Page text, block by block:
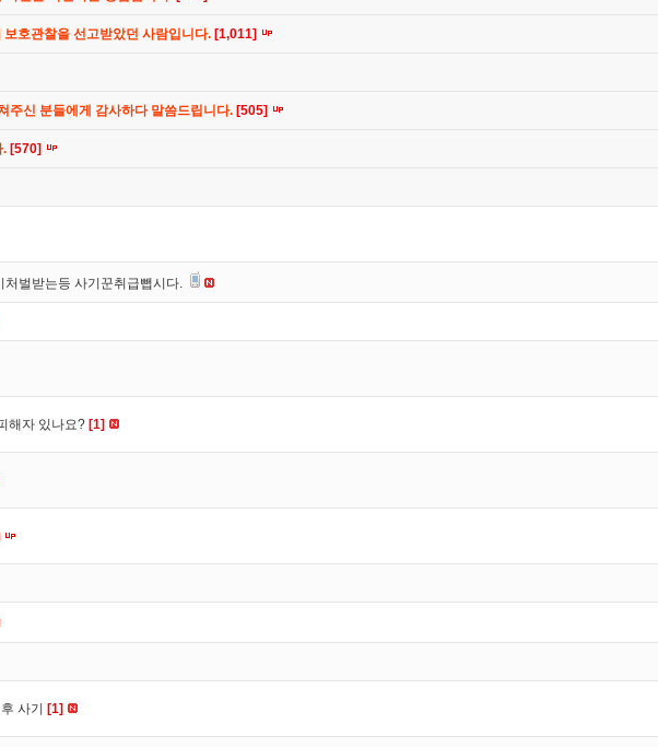
호관찰을 선고받았던 사람입니다. [1,011]
주신 분들에게 감사하다 말씀드립니다. [505]
. [570]
벌받는등 사기꾼취급뺍시다.
해자 있나요? [1]
사기 [1]